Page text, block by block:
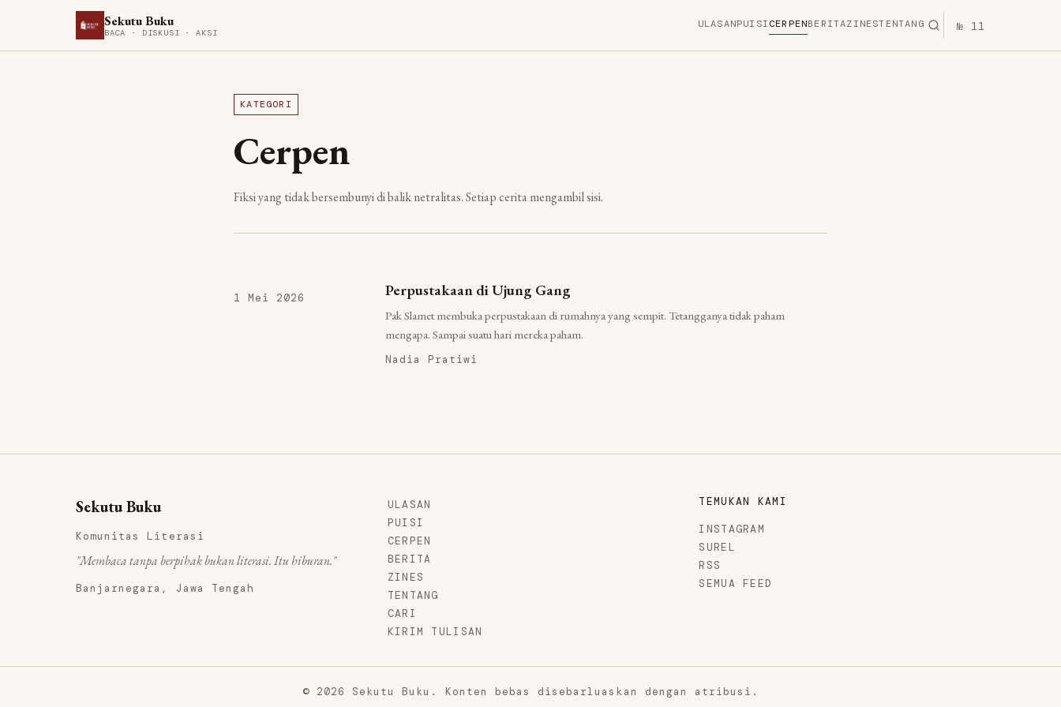
Sekutu Buku
BACA · DISKUSI · AKSI
ULASANPUISICERPENBERITAZINESTENTANG № 11
KATEGORI
Cerpen
Fiksi yang tidak bersembunyi di balik netralitas. Setiap cerita mengambil sisi.
1 Mei 2026 Perpustakaan di Ujung Gang
Pak Slamet membuka perpustakaan di rumahnya yang sempit. Tetangganya tidak paham
mengapa. Sampai suatu hari mereka paham.
Nadia Pratiwi
Sekutu Buku
Komunitas Literasi
"Membaca tanpa berpihak bukan literasi. Itu hiburan."
Banjarnegara, Jawa Tengah
ULASAN
PUISI
CERPEN
BERITA
ZINES
TENTANG
CARI
KIRIM TULISAN
TEMUKAN KAMI
INSTAGRAM
SUREL
RSS
SEMUA FEED
© 2026 Sekutu Buku. Konten bebas disebarluaskan dengan atribusi.